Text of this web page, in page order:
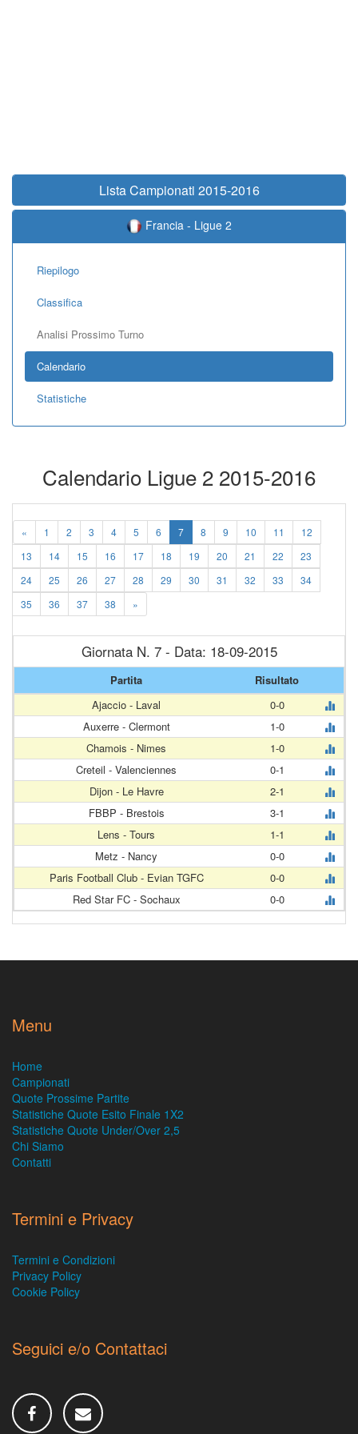
Lista Campionati 2015-2016
Francia - Ligue 2
Riepilogo
Classifica
Analisi Prossimo Turno
Calendario
Statistiche
Calendario Ligue 2 2015-2016
« 1 2 3 4 5 6 7 8 9 10 11
12
13
14 15 16 17 18 19 20 21 22
23
24
25 26 27 28 29 30 31 32 33
34
35
36 37 38 »
Giornata N. 7 - Data: 18-09-2015
Partita
Risultato
Ajaccio - Laval
0-0
Auxerre - Clermont
1-0
Chamois - Nimes
1-0
Creteil - Valenciennes
0-1
Dijon - Le Havre
2-1
FBBP - Brestois
3-1
Lens - Tours
1-1
Metz - Nancy
0-0
Paris Football Club - Evian TGFC
0-0
Red Star FC - Sochaux
0-0
Menu
Home
Campionati
Quote Prossime Partite
Statistiche Quote Esito Finale 1X2
Statistiche Quote Under/Over 2,5
Chi Siamo
Contatti
Termini e Privacy
Termini e Condizioni
Privacy Policy
Cookie Policy
Seguici e/o Contattaci